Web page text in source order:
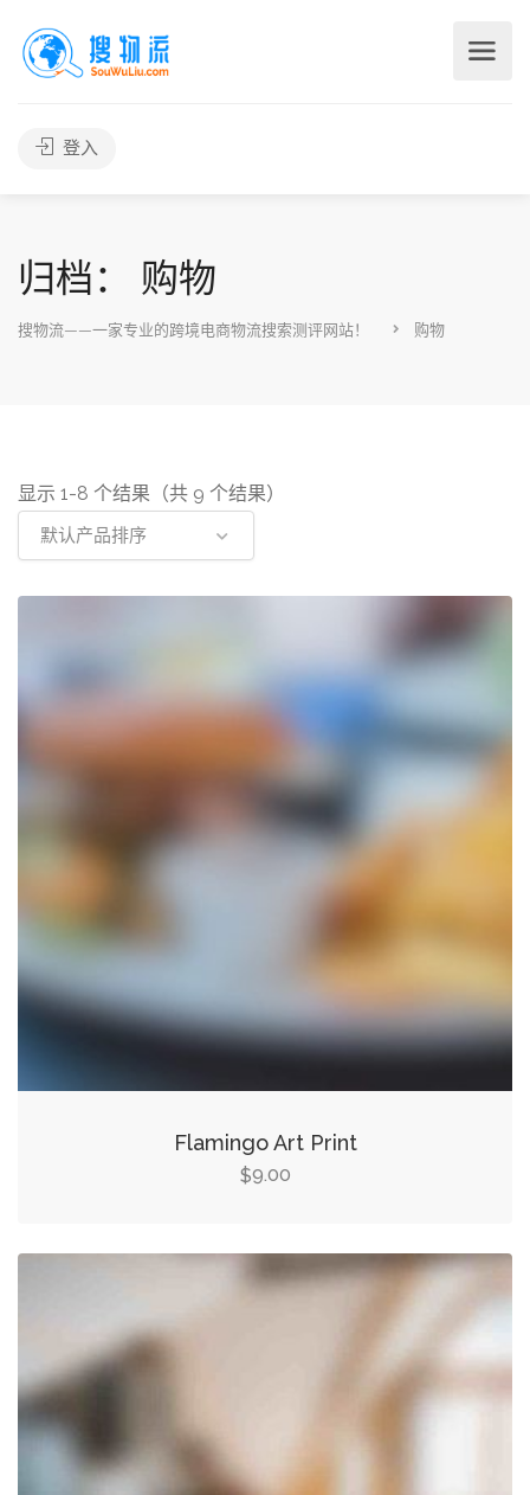
登入
归档： 购物
搜物流——一家专业的跨境电商物流搜索测评网站！ 购物
显示 1-8 个结果（共 9 个结果）
默认产品排序
Flamingo Art Print
$9.00